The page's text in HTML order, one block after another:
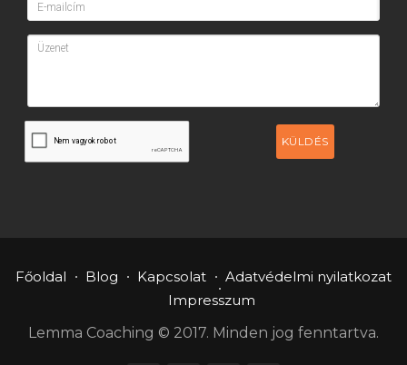
KÜLDÉS
Főoldal Blog Kapcsolat
Adatvédelmi nyilatkozat
Impresszum
Lemma Coaching © 2017. Minden jog fenntartva.